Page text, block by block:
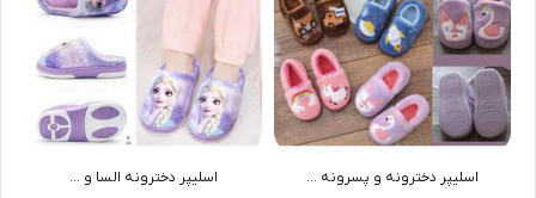
اسليپر دخترونه و پسرونه ... اسليپر دخترونه السا و ...